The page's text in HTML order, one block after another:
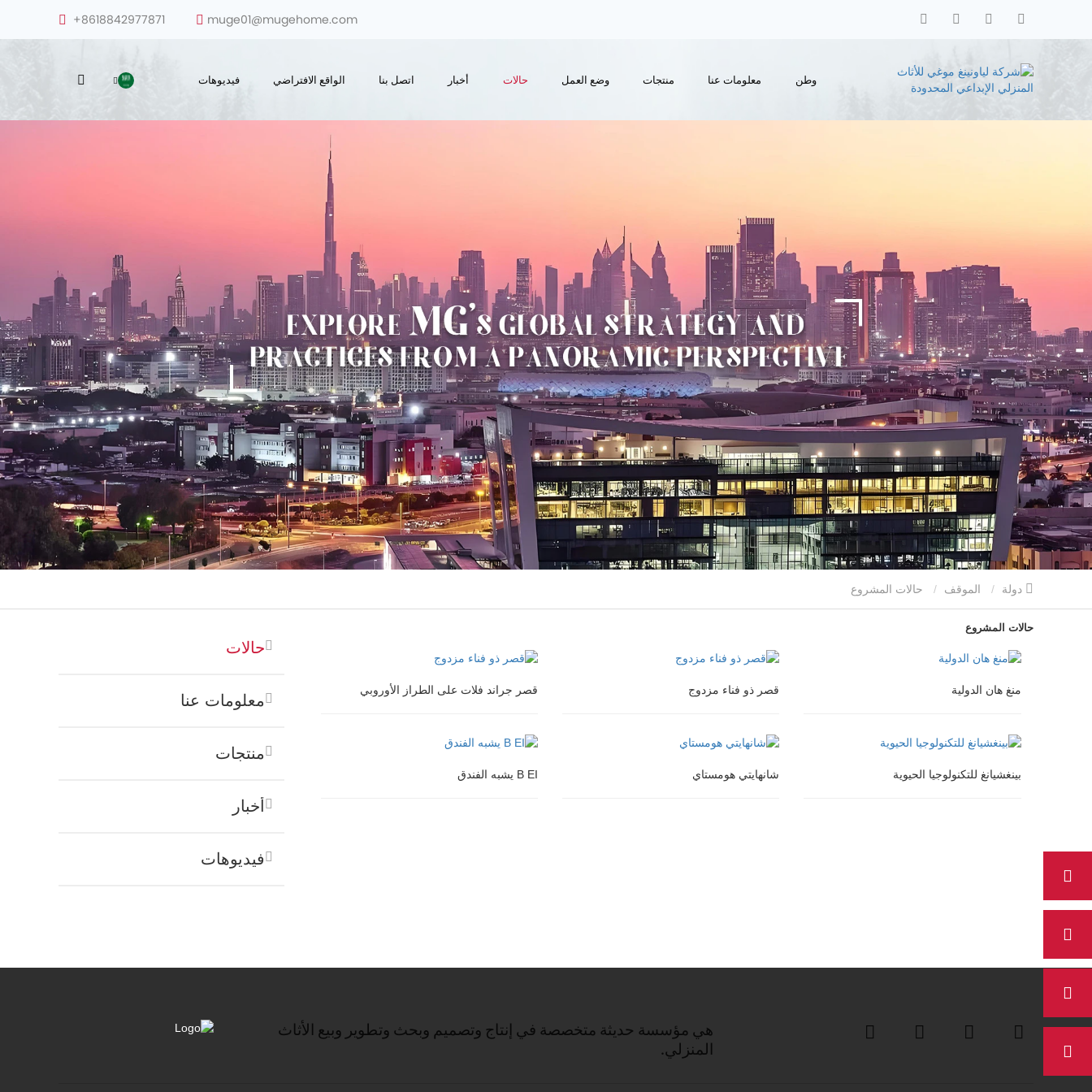
+8618842977871 muge01@mugehome.com
وطن معلومات عنا منتجات وضع العمل حالات أخبار اتصل بنا الواقع الافتراضي فيديوهات
الموقف
حالات
معلومات عنا
منتجات
أخبار
فيديوهات
حالات المشروع
قصر جراند فلات على الطراز الأوروبي
قصر جراند فلات على الطراز الأوروبي
قصر ذو فناء مزدوج
قصر ذو فناء مزدوج
منغ هان الدولية
منغ هان الدولية
B EI يشبه الفندق شانهايتي هومستاي بينغشيانغ للتكنولوجيا الحيوية
هي مؤسسة حديثة متخصصة في إنتاج وتصميم وبحث وتطوير وبيع الأثاث
المنزلي.